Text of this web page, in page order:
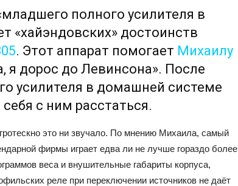
полного усилителя в
«хайэндовских» достоинств
. Этот аппарат помогает Михаилу
я дорос до Левинсона». После
усилителя в домашней системе
с ним расстаться.
это ни звучало. По мнению Михаила, самый
фирмы играет едва ли не лучше гораздо более
веса и внушительные габариты корпуса,
реле при переключении источников не даёт